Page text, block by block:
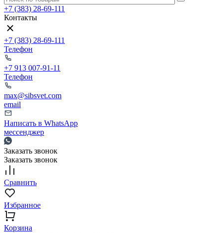
+7 (383) 28-69-111
Контакты
+7 (383) 28-69-111
Телефон
+7 913 007-91-11
Телефон
max@sibsvet.com
email
Написать в WhatsApp
мессенджер
Заказать звонок
Заказать звонок
Сравнить
Избранное
Корзина